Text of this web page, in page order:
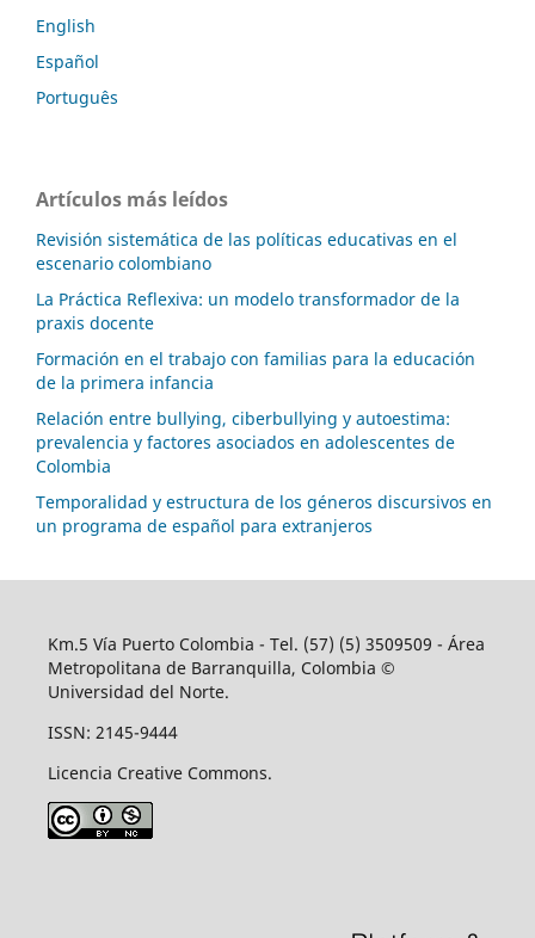
English
Español
Português
Artículos más leídos
Revisión sistemática de las políticas educativas en el
escenario colombiano
La Práctica Reflexiva: un modelo transformador de la
praxis docente
Formación en el trabajo con familias para la educación
de la primera infancia
Relación entre bullying, ciberbullying y autoestima:
prevalencia y factores asociados en adolescentes de
Colombia
Temporalidad y estructura de los géneros discursivos en
un programa de español para extranjeros
Km.5 Vía Puerto Colombia - Tel. (57) (5) 3509509 - Área
Metropolitana de Barranquilla, Colombia ©
Universidad del Norte.
ISSN: 2145-9444
Licencia Creative Commons.